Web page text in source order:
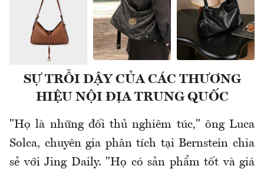
SỰ TRỖI DẬY CỦA CÁC THƯƠNG
HIỆU NỘI ĐỊA TRUNG QUỐC
"Họ là những đối thủ nghiêm túc," ông Luca
Solca, chuyên gia phân tích tại Bernstein chia
sẻ với Jing Daily. "Họ có sản phẩm tốt và giá